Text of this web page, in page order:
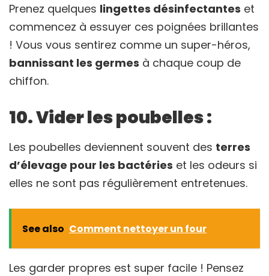
Prenez quelques lingettes désinfectantes et
commencez à essuyer ces poignées brillantes
! Vous vous sentirez comme un super-héros,
bannissant les germes à chaque coup de
chiffon.
10. Vider les poubelles :
Les poubelles deviennent souvent des terres
d’élevage pour les bactéries et les odeurs si
elles ne sont pas régulièrement entretenues.
See also Comment nettoyer un four
Les garder propres est super facile ! Pensez